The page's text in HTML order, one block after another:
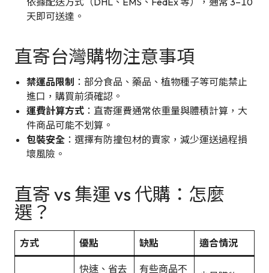
天即可送達。
直寄台灣購物注意事項
禁運品限制 ：部分食品、藥品、植物種子等可能禁止
進口，購買前須確認。
運費計算方式 ：直寄運費通常依重量與體積計算，大
件商品可能不划算。
包裝安全 ：選擇有防撞包材的賣家，減少運送過程損
壞風險。
直寄 vs 集運 vs 代購：怎麼
選？
方式 優點 缺點 適合情況
快速、省去 有些商品不